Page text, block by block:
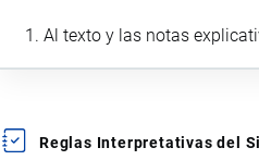
Al texto y las notas
Reglas Interpretativas del